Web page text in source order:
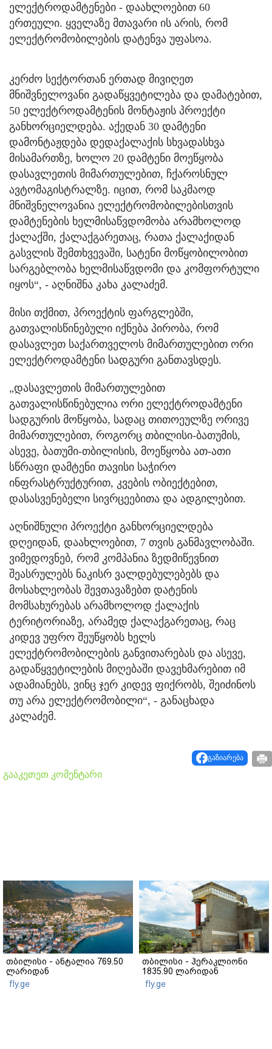
ელექტროდამტენები - დაახლოებით 60
ერთეული. ყველაზე მთავარი ის არის, რომ
ელექტრომობილების დატენვა უფასოა.
კერძო სექტორთან ერთად მივიღეთ
მნიშვნელოვანი გადაწყვეტილება და დამატებით,
50 ელექტროდამტენის მონტაჟის პროექტი
განხორციელდება. აქედან 30 დამტენი
დამონტაჟდება დედაქალაქის სხვადასხვა
მისამართზე, ხოლო 20 დამტენი მოეწყობა
დასავლეთის მიმართულებით, ჩქაროსნულ
ავტომაგისტრალზე. იცით, რომ საკმაოდ
მნიშვნელოვანია ელექტრომობილებისთვის
დამტენების ხელმისაწვდომობა არამხოლოდ
ქალაქში, ქალაქგარეთაც, რათა ქალაქიდან
გასვლის შემთხვევაში, სატენი მოწყობილობით
სარგებლობა ხელმისაწვდომი და კომფორტული
იყოს“, - აღნიშნა კახა კალაძემ.
მისი თქმით, პროექტის ფარგლებში,
გათვალისწინებული იქნება პირობა, რომ
დასავლეთ საქართველოს მიმართულებით ორი
ელექტროდამტენი სადგური განთავსდეს.
„დასავლეთის მიმართულებით
გათვალისწინებულია ორი ელექტროდამტენი
სადგურის მოწყობა, სადაც თითოეულზე ორივე
მიმართულებით, როგორც თბილისი-ბათუმის,
ასევე, ბათუმი-თბილისის, მოეწყობა ათ-ათი
სწრაფი დამტენი თავისი საჭირო
ინფრასტრუქტურით, კვების ობიექტებით,
დასასვენებელი სივრცეებითა და ადგილებით.
აღნიშნული პროექტი განხორციელდება
დღეიდან, დაახლოებით, 7 თვის განმავლობაში.
ვიმედოვნებ, რომ კომპანია ზედმიწევნით
შეასრულებს ნაკისრ ვალდებულებებს და
მოსახლეობას შევთავაზებთ დატენის
მომსახურებას არამხოლოდ ქალაქის
ტერიტორიაზე, არამედ ქალაქგარეთაც, რაც
კიდევ უფრო შეუწყობს ხელს
ელექტრომობილების განვითარებას და ასევე,
გადაწყვეტილების მიღებაში დავეხმარებით იმ
ადამიანებს, ვინც ჯერ კიდევ ფიქრობს, შეიძინოს
თუ არა ელექტრომობილი“, - განაცხადა
კალაძემ.
გაზიარება
გააკეთეთ კომენტარი
თბილისი - ანტალია 769.50
ლარიდან
fly.ge
თბილისი - ჰერაკლიონი
1835.90 ლარიდან
fly.ge